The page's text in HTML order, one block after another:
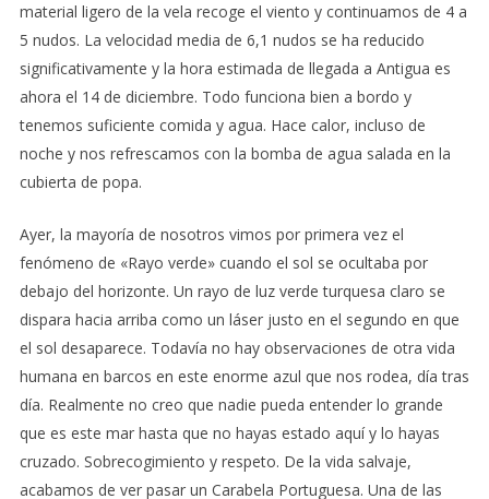
material ligero de la vela recoge el viento y continuamos de 4 a
5 nudos. La velocidad media de 6,1 nudos se ha reducido
significativamente y la hora estimada de llegada a Antigua es
ahora el 14 de diciembre. Todo funciona bien a bordo y
tenemos suficiente comida y agua. Hace calor, incluso de
noche y nos refrescamos con la bomba de agua salada en la
cubierta de popa.
Ayer, la mayoría de nosotros vimos por primera vez el
fenómeno de «Rayo verde» cuando el sol se ocultaba por
debajo del horizonte. Un rayo de luz verde turquesa claro se
dispara hacia arriba como un láser justo en el segundo en que
el sol desaparece. Todavía no hay observaciones de otra vida
humana en barcos en este enorme azul que nos rodea, día tras
día. Realmente no creo que nadie pueda entender lo grande
que es este mar hasta que no hayas estado aquí y lo hayas
cruzado. Sobrecogimiento y respeto. De la vida salvaje,
acabamos de ver pasar un Carabela Portuguesa. Una de las